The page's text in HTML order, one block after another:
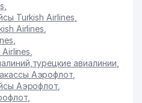
Turkish Airlines
Airlines
турецкие авиалинии
Аэрофлот
Аэрофлот
,